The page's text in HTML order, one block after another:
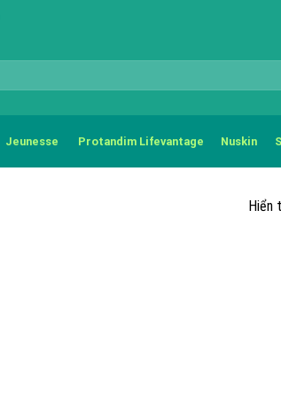
Jeunesse Protandim Lifevantage Nuskin
Hiển